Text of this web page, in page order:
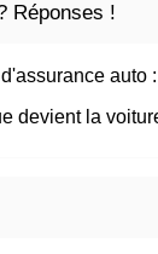
Réponses !
auto
devient la